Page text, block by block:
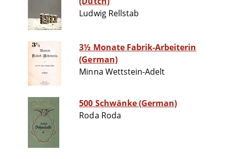
Ludwig Rellstab
3½ Monate Fabrik-Arbeiterin
(German)
Minna Wettstein-Adelt
500 Schwänke (German)
Roda Roda